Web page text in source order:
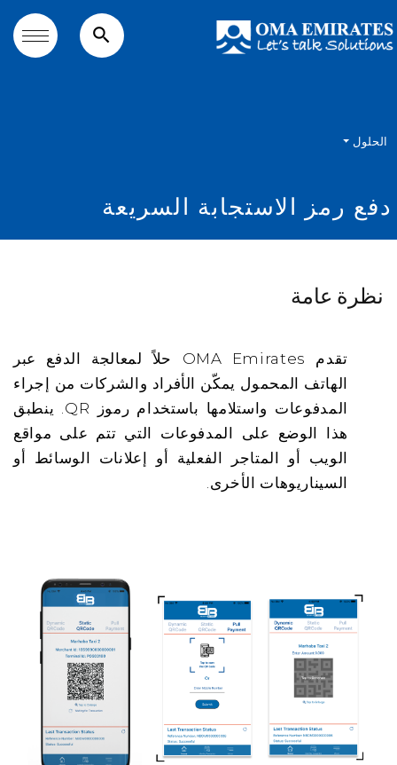
search
الحلول
دفع رمز الاستجابة السريعة
نظرة عامة
تقدم OMA Emirates حلاً لمعالجة الدفع عبر
الهاتف المحمول يمكّن الأفراد والشركات من إجراء
المدفوعات واستلامها باستخدام رموز QR. ينطبق
هذا الوضع على المدفوعات التي تتم على مواقع
الويب أو المتاجر الفعلية أو إعلانات الوسائط أو
السيناريوهات الأخرى.